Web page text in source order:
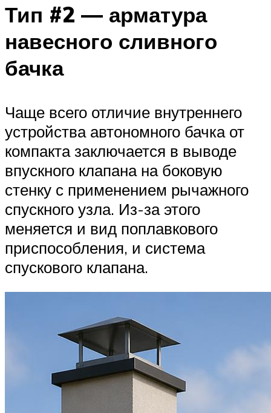
Тип #2 — арматура
навесного сливного
бачка
Чаще всего отличие внутреннего
устройства автономного бачка от
компакта заключается в выводе
впускного клапана на боковую
стенку с применением рычажного
спускного узла. Из-за этого
меняется и вид поплавкового
приспособления, и система
спускового клапана.